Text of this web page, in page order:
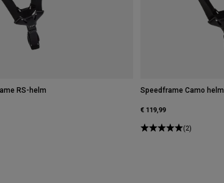
RS-helm Speedframe Camo helm
€ 119,99
(2)